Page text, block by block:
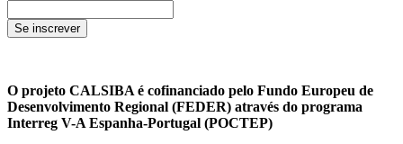
Se inscrever
O projeto CALSIBA é cofinanciado pelo Fundo Europeu de
Desenvolvimento Regional (FEDER) através do programa
Interreg V-A Espanha-Portugal (POCTEP)